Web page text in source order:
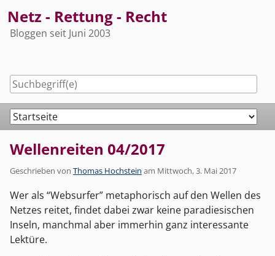
to
content
Netz - Rettung - Recht
Bloggen seit Juni 2003
Navigation
Wellenreiten 04/2017
Geschrieben von Thomas Hochstein am Mittwoch, 3. Mai 2017
Wer als “Websurfer” metaphorisch auf den Wellen des
Netzes reitet, findet dabei zwar keine paradiesischen
Inseln, manchmal aber immerhin ganz interessante
Lektüre.